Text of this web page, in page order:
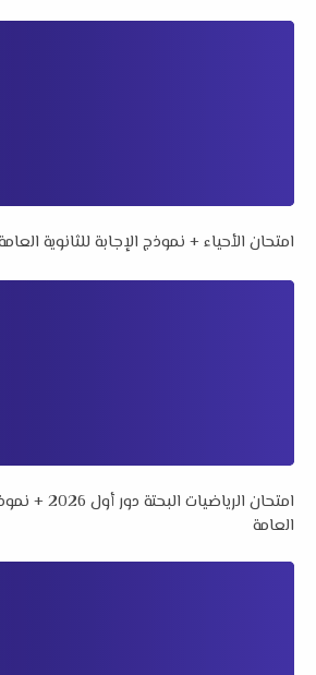
امتحان الأحياء + نموذج الإجابة للثانوية العامة
امتحان
العامة